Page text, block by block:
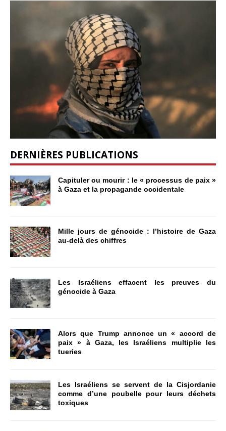
DERNIÈRES PUBLICATIONS
Capituler ou mourir : le « processus de paix »
à Gaza et la propagande occidentale
Mille jours de génocide : l’histoire de Gaza
au-delà des chiffres
Les Israéliens effacent les preuves du
génocide à Gaza
Alors que Trump annonce un « accord de
paix » à Gaza, les Israéliens multiplie les
tueries
Les Israéliens se servent de la Cisjordanie
comme d’une poubelle pour leurs déchets
toxiques